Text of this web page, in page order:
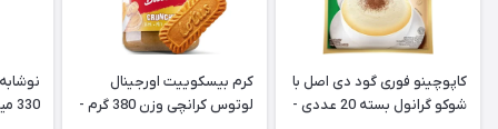
کاپوچینو فوری گود دی اصل با
شوکو گرانول بسته 20 عددی -
کرم بیسکوییت اورجینال
لوتوس کرانچی وزن 380 گرم -
330 میل CocaCola Vanilla